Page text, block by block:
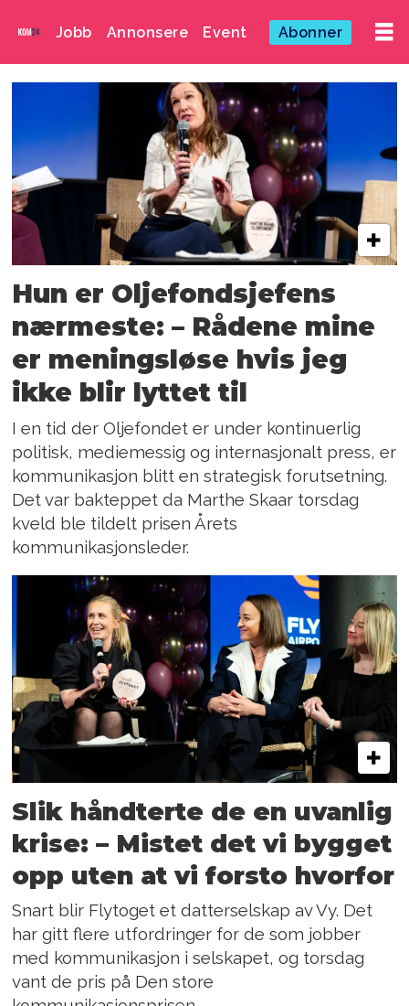
Jobb Annonsere Event Abonner
Emne:
den
store
Hun er Oljefondsjefens
nærmeste: – Rådene mine
er meningsløse hvis jeg
ikke blir lyttet til
I en tid der Oljefondet er under kontinuerlig
politisk, mediemessig og internasjonalt press, er
kommunikasjon blitt en strategisk forutsetning.
Det var bakteppet da Marthe Skaar torsdag
kveld ble tildelt prisen Årets
kommunikasjonsleder.
Slik håndterte de en uvanlig
krise: – Mistet det vi bygget
opp uten at vi forsto hvorfor
Snart blir Flytoget et datterselskap av Vy. Det
har gitt flere utfordringer for de som jobber
med kommunikasjon i selskapet, og torsdag
vant de pris på Den store